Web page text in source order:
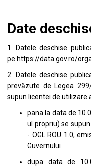
Date
1. Datele deschise
pe https://data.gov.ro/
2. Datele deschise
prevăzute de Legea
supun licentei de utilizare
pana la data de
ul propriu) se
- OGL ROU 1.0,
Guvernului
dupa data de